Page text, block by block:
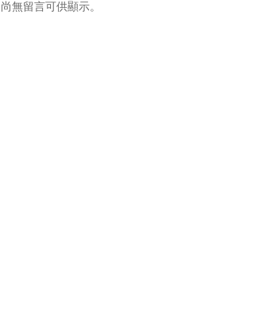
尚無留言可供顯示。